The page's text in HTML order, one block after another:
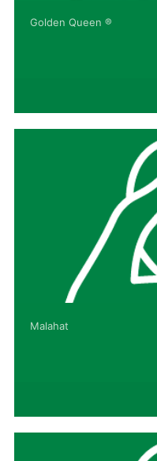
Golden Queen ®
Malahat